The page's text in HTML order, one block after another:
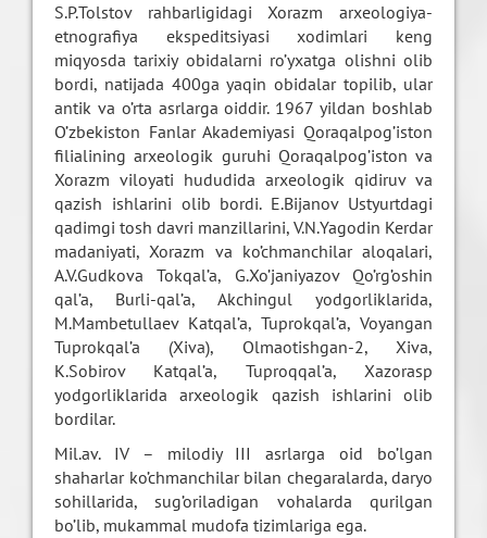
S.P.Tolstov rahbarligidagi Xorazm arxeologiya-
etnografiya ekspeditsiyasi xodimlari keng
miqyosda tarixiy obidalarni ro’yxatga olishni olib
bordi, natijada 400ga yaqin obidalar topilib, ular
antik va o’rta asrlarga oiddir. 1967 yildan boshlab
O’zbekiston Fanlar Akademiyasi Qoraqalpog’iston
filialining arxeologik guruhi Qoraqalpog’iston va
Xorazm viloyati hududida arxeologik qidiruv va
qazish ishlarini olib bordi. E.Bijanov Ustyurtdagi
qadimgi tosh davri manzillarini, V.N.Yagodin Kerdar
madaniyati, Xorazm va ko’chmanchilar aloqalari,
A.V.Gudkova Tokqal’a, G.Xo’janiyazov Qo’rg’oshin
qal’a, Burli-qal’a, Akchingul yodgorliklarida,
M.Mambetullaev Katqal’a, Tuprokqal’a, Voyangan
Tuprokqal’a (Xiva), Olmaotishgan-2, Xiva,
K.Sobirov Katqal’a, Tuproqqal’a, Xazorasp
yodgorliklarida arxeologik qazish ishlarini olib
bordilar.
Mil.av. IV – milodiy III asrlarga oid bo’lgan
shaharlar ko’chmanchilar bilan chegaralarda, daryo
sohillarida, sug’oriladigan vohalarda qurilgan
bo’lib, mukammal mudofa tizimlariga ega.